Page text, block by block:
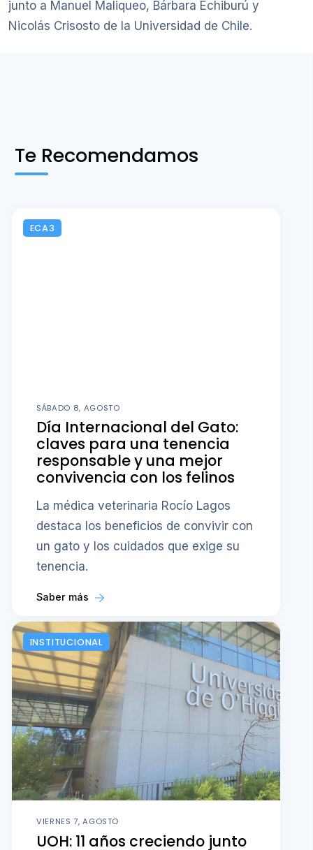
junto a Manuel Maliqueo, Bárbara Echiburú y
Nicolás Crisosto de la Universidad de Chile.
Te Recomendamos
ECA3
SÁBADO 8, AGOSTO
Día Internacional del Gato:
claves para una tenencia
responsable y una mejor
convivencia con los felinos
La médica veterinaria Rocío Lagos
destaca los beneficios de convivir con
un gato y los cuidados que exige su
tenencia.
Saber más
INSTITUCIONAL
VIERNES 7, AGOSTO
UOH: 11 años creciendo junto